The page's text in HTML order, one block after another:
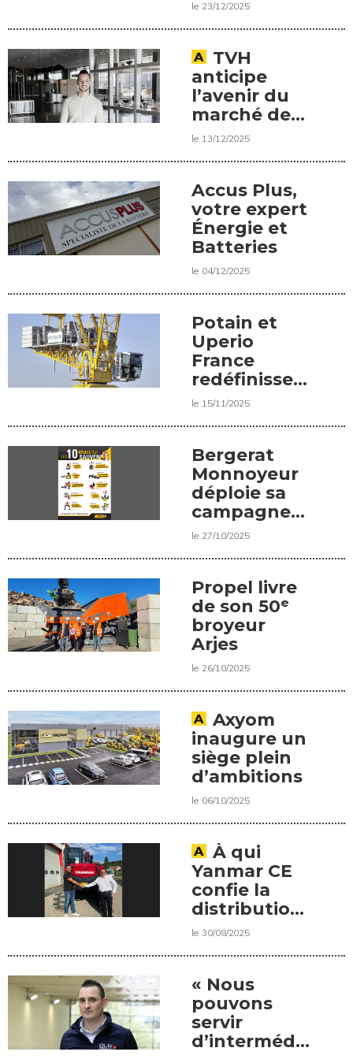
le 23/12/2025
TVH
anticipe
l’avenir du
marché des
équipements
le 13/12/2025
Accus Plus,
votre expert
Énergie et
Batteries
le 04/12/2025
Potain et
Uperio
France
redéfinissent
leur
le 15/11/2025
Bergerat
Monnoyeur
déploie sa
campagne
“Les 10
le 27/10/2025
Propel livre
de son 50ᵉ
broyeur
Arjes
le 26/10/2025
Axyom
inaugure un
siège plein
d’ambitions
le 06/10/2025
À qui
Yanmar CE
confie la
distribution
de ses
le 30/08/2025
« Nous
pouvons
servir
d’intermédiaire